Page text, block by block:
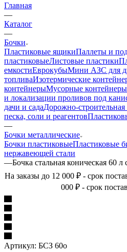
Главная
—
Каталог
—
Бочки
Пластиковые ящикиПаллеты и
пластиковыеЛистовые пластики
емкостиЕврокубыМини АЗС для
топливаИзотермические
контейнерыМусорные
и локализации проливов под
дачи и садаДорожно-
песка, соли и реагентов
—
Бочки металлические
Бочки пластиковыеПластиковые
нержавеющей стали
—Бочка стальная коническая 60
На заказы до 12 000 ₽ - срок
000 ₽ - срок
Артикул: БСЗ 60о